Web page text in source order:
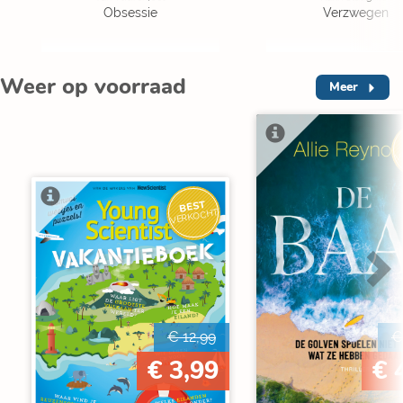
Obsessie Verzwegen
Weer op voorraad Meer
BEST
VERKOCHT
€ 12,99
€ 3,99
€
€